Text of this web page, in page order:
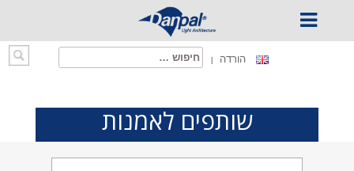
חיפוש: הורדה
שותפים לאמנות